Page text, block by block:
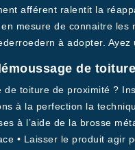
afférent ralentit la
mesure de connaitre
à adopter.
de
toiture de proximité ?
à la perfection la
à l’aide de la brosse
• Laisser le produit agir